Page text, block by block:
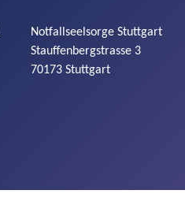
Notfallseelsorge Stuttgart
Stauffenbergstrasse 3
70173 Stuttgart